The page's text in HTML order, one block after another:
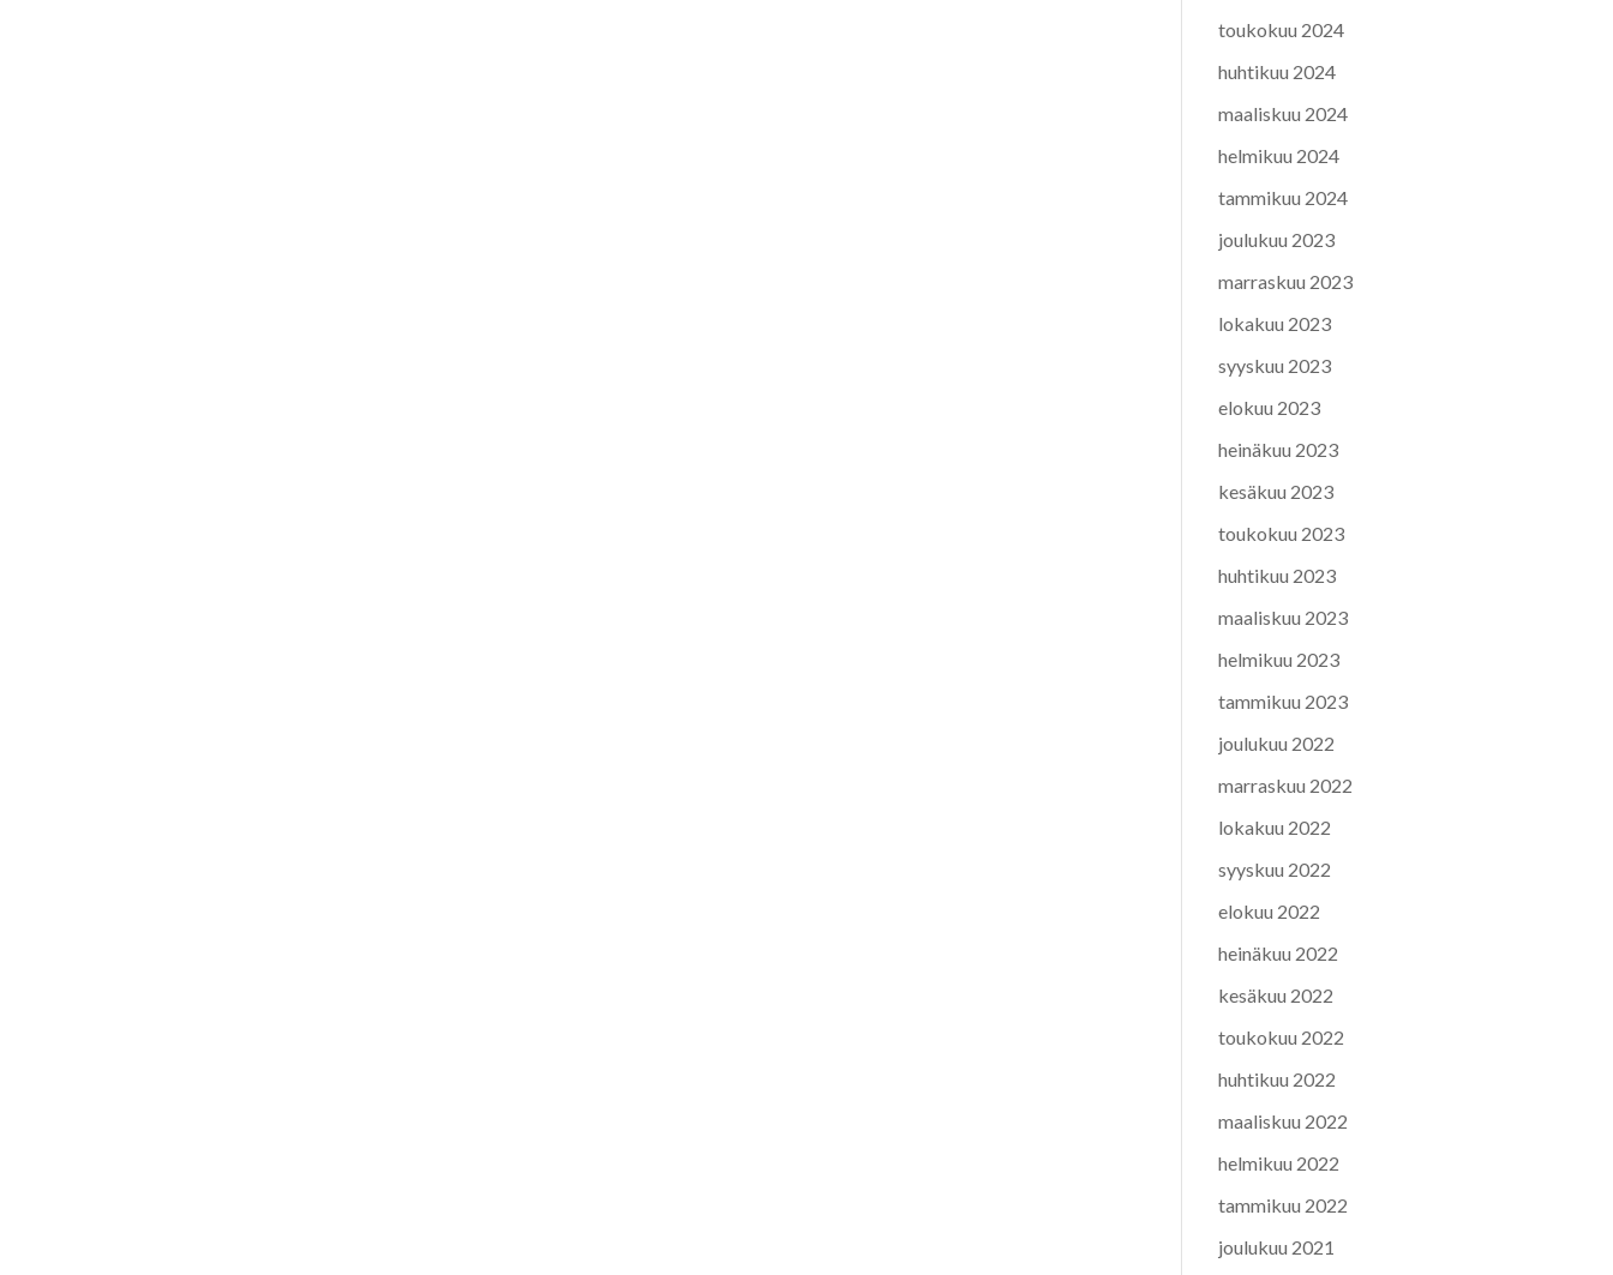
toukokuu 2024
huhtikuu 2024
maaliskuu 2024
helmikuu 2024
tammikuu 2024
joulukuu 2023
marraskuu 2023
lokakuu 2023
syyskuu 2023
elokuu 2023
heinäkuu 2023
kesäkuu 2023
toukokuu 2023
huhtikuu 2023
maaliskuu 2023
helmikuu 2023
tammikuu 2023
joulukuu 2022
marraskuu 2022
lokakuu 2022
syyskuu 2022
elokuu 2022
heinäkuu 2022
kesäkuu 2022
toukokuu 2022
huhtikuu 2022
maaliskuu 2022
helmikuu 2022
tammikuu 2022
joulukuu 2021